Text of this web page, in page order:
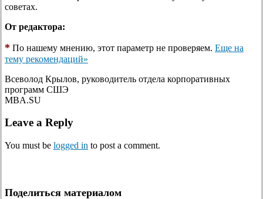
советах.
От редактора:
* По нашему мнению, этот параметр не проверяем. Еще на
тему рекомендаций»
Всеволод Крылов, руководитель отдела корпоративных
программ СШЭ
MBA.SU
Leave a Reply
You must be logged in to post a comment.
Поделиться материалом